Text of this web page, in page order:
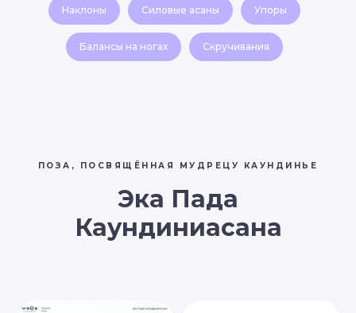
Наклоны Силовые асаны Упоры
Балансы на ногах Скручивания
ПОЗА, ПОСВЯЩЁННАЯ МУДРЕЦУ КАУНДИНЬЕ
Эка Пада
Каундиниасана